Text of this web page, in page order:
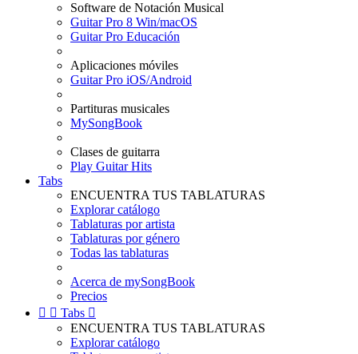
Software de Notación Musical
Guitar Pro 8 Win/macOS
Guitar Pro Educación
Aplicaciones móviles
Guitar Pro iOS/Android
Partituras musicales
MySongBook
Clases de guitarra
Play Guitar Hits
Tabs
ENCUENTRA TUS TABLATURAS
Explorar catálogo
Tablaturas por artista
Tablaturas por género
Todas las tablaturas
Acerca de mySongBook
Precios
  Tabs 
ENCUENTRA TUS TABLATURAS
Explorar catálogo